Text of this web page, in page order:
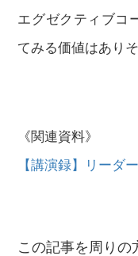
エグゼクティブコ
てみる価値はありそ
《関連資料》
【講演録】リーダ
この記事を周りの